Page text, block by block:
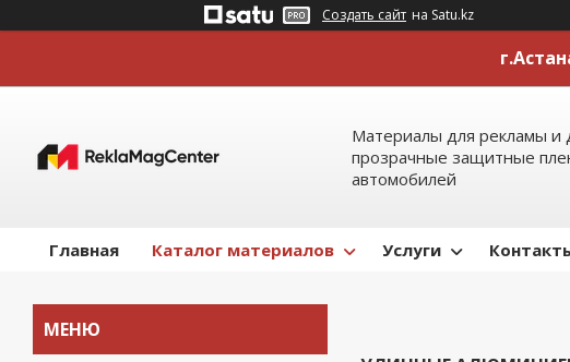
Создать сайт на Satu.kz
Материалы для рекламы и
прозрачные защитные
автомобилей
Главная Каталог материалов Услуги